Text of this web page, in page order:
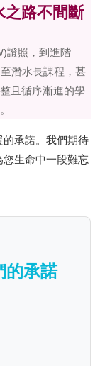
之路不間斷
證照，到進階
潛水長課程，甚
且循序漸進的學
承諾。我們期待
生命中一段難忘
的承諾